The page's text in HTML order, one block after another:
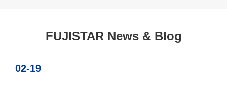
FUJISTAR News & Blog
02-19